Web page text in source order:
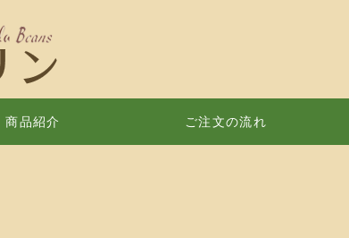
インドネシア産タ
商品紹介 ご注文の流れ